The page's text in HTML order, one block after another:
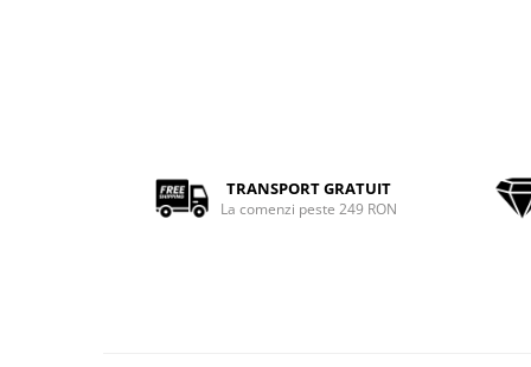
TRANSPORT GRATUIT
La comenzi peste 249 RON